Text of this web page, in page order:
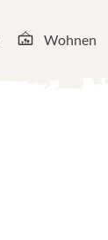
Wohnen